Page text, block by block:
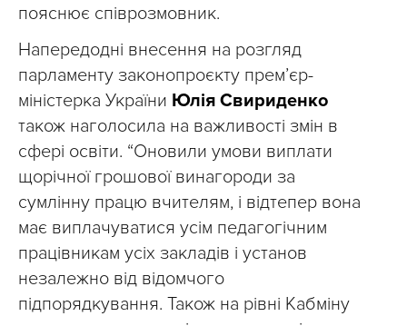
пояснює співрозмовник.
Напередодні внесення на розгляд
парламенту законопроєкту прем’єр-
міністерка України Юлія Свириденко
також наголосила на важливості змін в
сфері освіти. “Оновили умови виплати
щорічної грошової винагороди за
сумлінну працю вчителям, і відтепер вона
має виплачуватися усім педагогічним
працівникам усіх закладів і установ
незалежно від відомчого
підпорядкування. Також на рівні Кабміну